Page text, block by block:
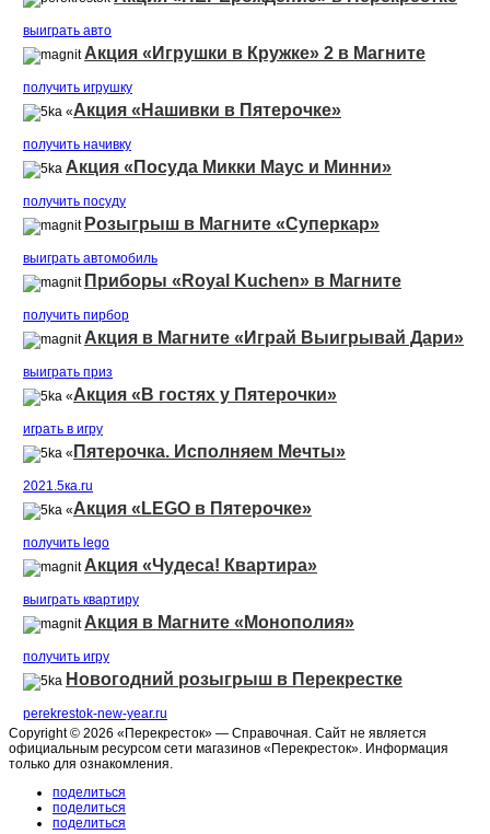
выиграть авто
Акция «Игрушки в Кружке» 2 в Магните
получить игрушку
«Акция «Нашивки в Пятерочке»
получить начивку
Акция «Посуда Микки Маус и Минни»
получить посуду
Розыгрыш в Магните «Суперкар»
выиграть автомобиль
Приборы «Royal Kuchen» в Магните
получить пирбор
Акция в Магните «Играй Выигрывай Дари»
выиграть приз
«Акция «В гостях у Пятерочки»
играть в игру
« Пятерочка. Исполняем Мечты»
2021.5ка.ru
«Акция «LEGO в Пятерочке»
получить lego
Акция «Чудеса! Квартира»
выиграть квартиру
Акция в Магните «Монополия»
получить игру
Новогодний розыгрыш в Перекрестке
perekrestok-new-year.ru
Copyright © 2026 «Перекресток» — Справочная. Сайт не является
официальным ресурсом сети магазинов «Перекресток». Информация
только для ознакомления.
поделиться
поделиться
поделиться